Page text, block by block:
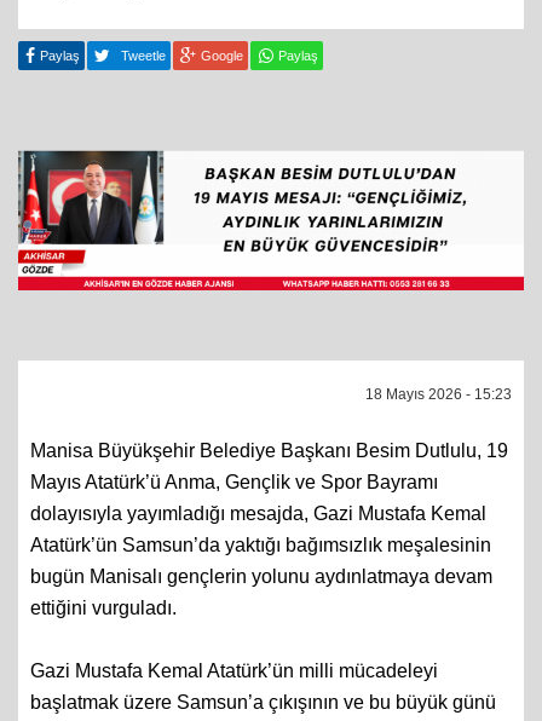
Paylaş Tweetle Google Paylaş
18 Mayıs 2026 - 15:23
Manisa Büyükşehir Belediye Başkanı Besim Dutlulu, 19
Mayıs Atatürk’ü Anma, Gençlik ve Spor Bayramı
dolayısıyla yayımladığı mesajda, Gazi Mustafa Kemal
Atatürk’ün Samsun’da yaktığı bağımsızlık meşalesinin
bugün Manisalı gençlerin yolunu aydınlatmaya devam
ettiğini vurguladı.
Gazi Mustafa Kemal Atatürk’ün milli mücadeleyi
başlatmak üzere Samsun’a çıkışının ve bu büyük günü